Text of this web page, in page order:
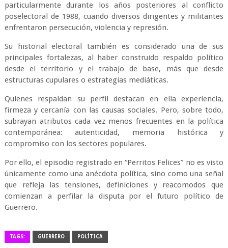
particularmente durante los años posteriores al conflicto
poselectoral de 1988, cuando diversos dirigentes y militantes
enfrentaron persecución, violencia y represión.
Su historial electoral también es considerado una de sus
principales fortalezas, al haber construido respaldo político
desde el territorio y el trabajo de base, más que desde
estructuras cupulares o estrategias mediáticas.
Quienes respaldan su perfil destacan en ella experiencia,
firmeza y cercanía con las causas sociales. Pero, sobre todo,
subrayan atributos cada vez menos frecuentes en la política
contemporánea: autenticidad, memoria histórica y
compromiso con los sectores populares.
Por ello, el episodio registrado en “Perritos Felices” no es visto
únicamente como una anécdota política, sino como una señal
que refleja las tensiones, definiciones y reacomodos que
comienzan a perfilar la disputa por el futuro político de
Guerrero.
TAGS: GUERRERO POLÍTICA